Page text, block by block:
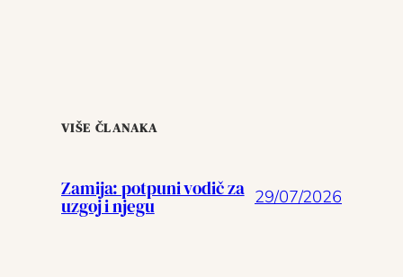
VIŠE ČLANAKA
Zamija: potpuni vodič za
uzgoj i njegu
29/07/2026